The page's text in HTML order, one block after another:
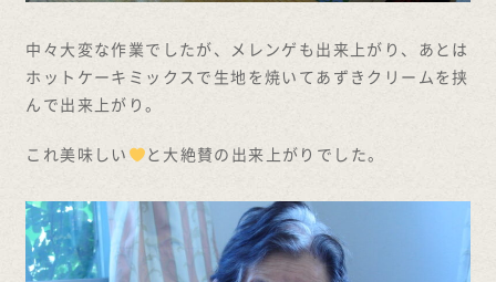
中々大変な作業でしたが、メレンゲも出来上がり、あとは
ホットケーキミックスで生地を焼いてあずきクリームを挟
んで出来上がり。
これ美味しい と大絶賛の出来上がりでした。